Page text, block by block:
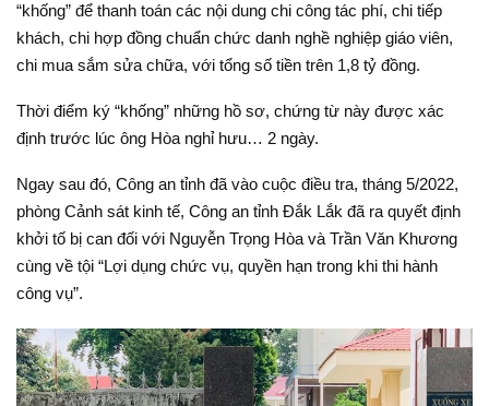
“khống” để thanh toán các nội dung chi công tác phí, chi tiếp
khách, chi hợp đồng chuẩn chức danh nghề nghiệp giáo viên,
chi mua sắm sửa chữa, với tổng số tiền trên 1,8 tỷ đồng.
Thời điểm ký “khống” những hồ sơ, chứng từ này được xác
định trước lúc ông Hòa nghỉ hưu… 2 ngày.
Ngay sau đó, Công an tỉnh đã vào cuộc điều tra, tháng 5/2022,
phòng Cảnh sát kinh tế, Công an tỉnh Đắk Lắk đã ra quyết định
khởi tố bị can đối với Nguyễn Trọng Hòa và Trần Văn Khương
cùng về tội “Lợi dụng chức vụ, quyền hạn trong khi thi hành
công vụ”.